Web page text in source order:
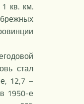
кв. км.
стал
12,7 –
1950-е